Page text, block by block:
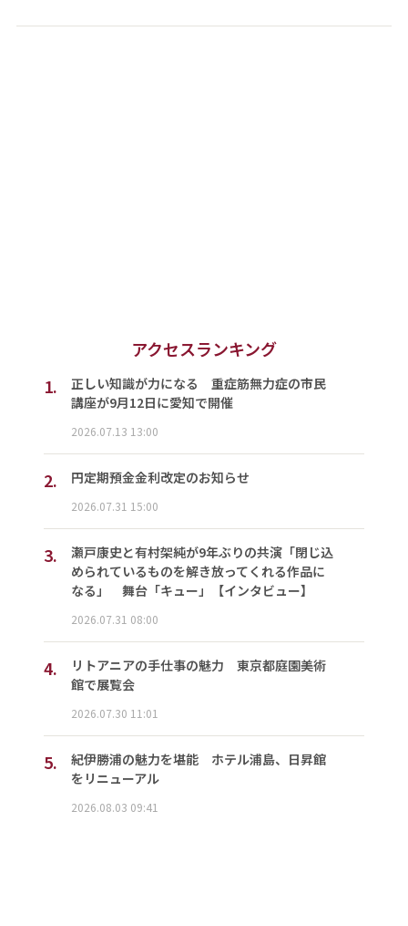
アクセスランキング
1.
正しい知識が力になる 重症筋無力症の市民
講座が9月12日に愛知で開催
2026.07.13 13:00
2. 円定期預金金利改定のお知らせ
2026.07.31 15:00
3.
瀬戸康史と有村架純が9年ぶりの共演「閉じ込
められているものを解き放ってくれる作品に
なる」 舞台「キュー」【インタビュー】
2026.07.31 08:00
4.
リトアニアの手仕事の魅力 東京都庭園美術
館で展覧会
2026.07.30 11:01
5.
紀伊勝浦の魅力を堪能 ホテル浦島、日昇館
をリニューアル
2026.08.03 09:41